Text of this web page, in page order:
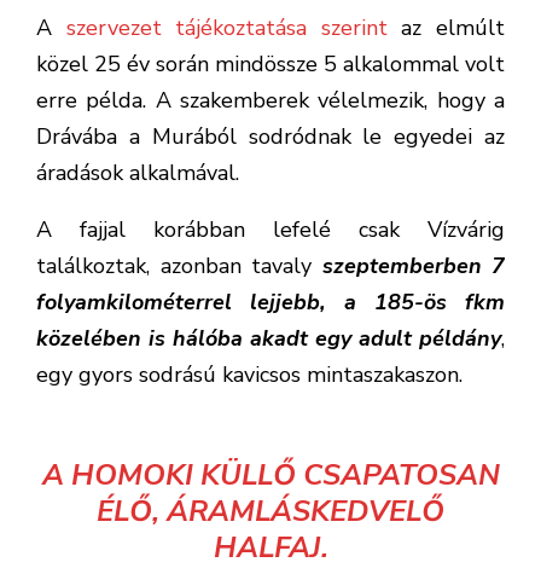
A szervezet tájékoztatása szerintaz elmúlt
közel 25 év során mindössze 5 alkalommal volt
erre példa. A szakemberek vélelmezik, hogy a
Drávába a Murából sodródnak le egyedei az
áradások alkalmával.
A fajjal korábban lefelé csak Vízvárig
találkoztak, azonban tavaly szeptemberben 7
folyamkilométerrel lejjebb, a 185-ös fkm
közelében is hálóba akadt egy adult példány,
egy gyors sodrású kavicsos mintaszakaszon.
A HOMOKI KÜLLŐ CSAPATOSAN
ÉLŐ, ÁRAMLÁSKEDVELŐ
HALFAJ.